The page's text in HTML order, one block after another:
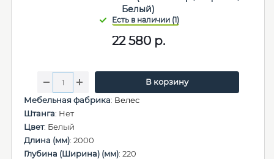
Белый)
22 580р.
В корзину
Мебельная фабрика: Велес
Штанга: Нет
Цвет: Белый
Длина (мм): 2000
Глубина (Ширина) (мм): 220